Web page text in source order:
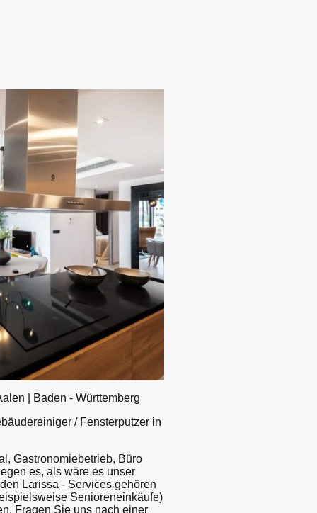
| Baden - Württemberg
/ Fensterputzer in
Gastronomiebetrieb, Büro
es, als wäre es unser
Larissa - Services gehören
Senioreneinkäufe)
Fragen Sie uns nach einer